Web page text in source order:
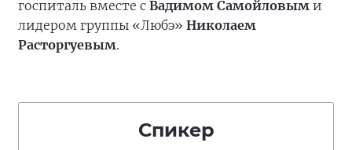
госпиталь вместе с Вадимом Самойловым и
лидером группы «Любэ» Николаем
Расторгуевым.
Спикер